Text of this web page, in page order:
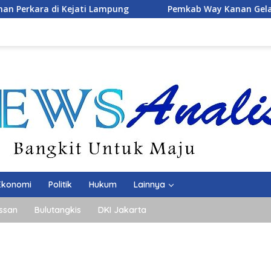
Pemkab Way Kanan Gelar Rapat Pemantapan
Politik Hukum Lainnya
Bulutangkis DKI Jakarta